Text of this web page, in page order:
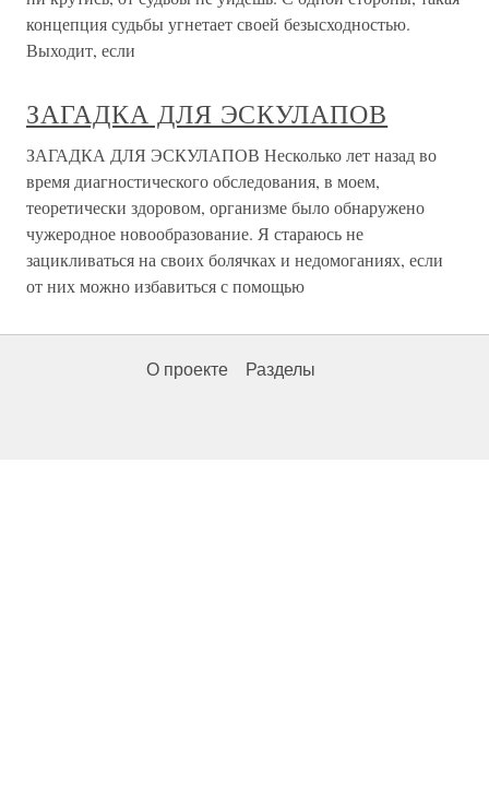
концепция судьбы угнетает своей безысходностью.
Выходит, если
ЗАГАДКА ДЛЯ ЭСКУЛАПОВ
ЗАГАДКА ДЛЯ ЭСКУЛАПОВ Несколько лет назад во
время диагностического обследования, в моем,
теоретически здоровом, организме было обнаружено
чужеродное новообразование. Я стараюсь не
зацикливаться на своих болячках и недомоганиях, если
от них можно избавиться с помощью
О проекте Разделы